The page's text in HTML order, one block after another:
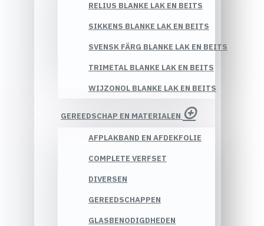
RELIUS BLANKE LAK EN BEITS
SIKKENS BLANKE LAK EN BEITS
SVENSK FÄRG BLANKE LAK EN BEITS
TRIMETAL BLANKE LAK EN BEITS
WIJZONOL BLANKE LAK EN BEITS
GEREEDSCHAP EN MATERIALEN
AFPLAKBAND EN AFDEKFOLIE
COMPLETE VERFSET
DIVERSEN
GEREEDSCHAPPEN
GLASBENODIGDHEDEN